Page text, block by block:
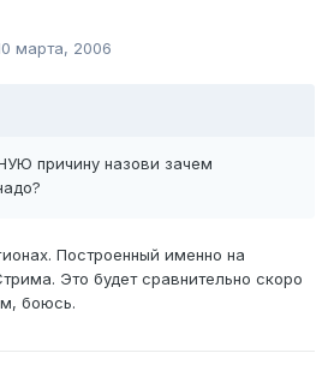
марта, 2006
причину назови зачем
Построенный именно на
Это будет сравнительно скоро
боюсь.